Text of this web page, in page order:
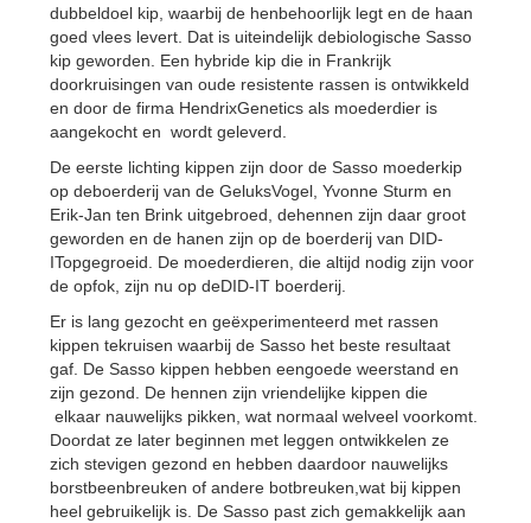
dubbeldoel kip, waarbij de henbehoorlijk legt en de haan
goed vlees levert. Dat is uiteindelijk debiologische Sasso
kip geworden. Een hybride kip die in Frankrijk
doorkruisingen van oude resistente rassen is ontwikkeld
en door de firma HendrixGenetics als moederdier is
aangekocht en wordt geleverd.
De eerste lichting kippen zijn door de Sasso moederkip
op deboerderij van de GeluksVogel, Yvonne Sturm en
Erik-Jan ten Brink uitgebroed, dehennen zijn daar groot
geworden en de hanen zijn op de boerderij van DID-
ITopgegroeid. De moederdieren, die altijd nodig zijn voor
de opfok, zijn nu op deDID-IT boerderij.
Er is lang gezocht en geëxperimenteerd met rassen
kippen tekruisen waarbij de Sasso het beste resultaat
gaf. De Sasso kippen hebben eengoede weerstand en
zijn gezond. De hennen zijn vriendelijke kippen die
elkaar nauwelijks pikken, wat normaal welveel voorkomt.
Doordat ze later beginnen met leggen ontwikkelen ze
zich stevigen gezond en hebben daardoor nauwelijks
borstbeenbreuken of andere botbreuken,wat bij kippen
heel gebruikelijk is. De Sasso past zich gemakkelijk aan